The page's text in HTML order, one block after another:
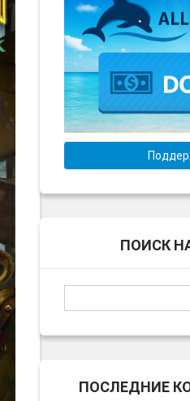
ПОИСК
ПОСЛЕДНИЕ